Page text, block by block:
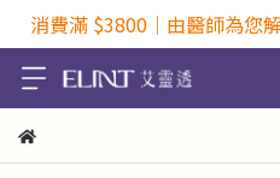
消費滿 $3800｜由醫師為您